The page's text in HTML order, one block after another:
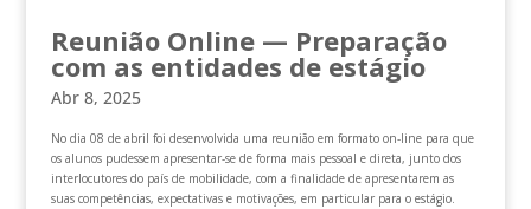
Reunião Online — Preparação
com as entidades de estágio
Abr 8, 2025
No dia 08 de abril foi desenvolvida uma reunião em formato on-line para que
os alunos pudessem apresentar-se de forma mais pessoal e direta, junto dos
interlocutores do país de mobilidade, com a finalidade de apresentarem as
suas competências, expectativas e motivações, em particular para o estágio.